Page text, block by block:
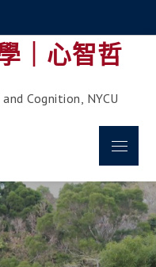
｜心智哲
Cognition, NYCU
Menu